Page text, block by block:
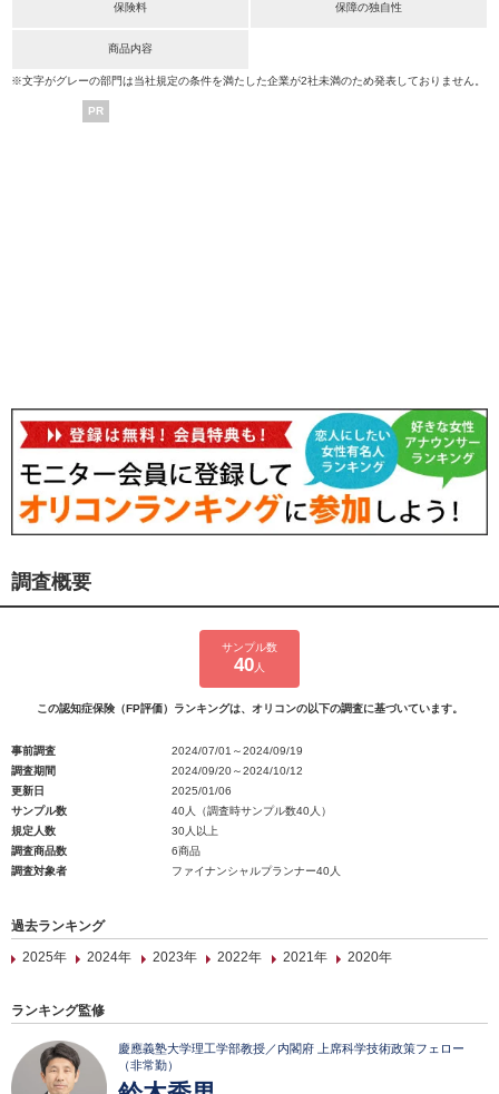
保険料 保障の独自性
商品内容
※文字がグレーの部門は当社規定の条件を満たした企業が2社未満のため発表しておりません。
PR
調査概要
サンプル数
40 人
この認知症保険（FP評価）ランキングは、オリコンの以下の調査に基づいています。
事前調査
2024/07/01～2024/09/19
調査期間
2024/09/20～2024/10/12
更新日
2025/01/06
サンプル数
40人（調査時サンプル数40人）
規定人数
30人以上
調査商品数
6商品
調査対象者
ファイナンシャルプランナー40人
過去ランキング
2025年
2024年 2023年 2022年 2021年 2020年
ランキング監修
慶應義塾大学理工学部教授／内閣府 上席科学技術政策フェロー
（非常勤）